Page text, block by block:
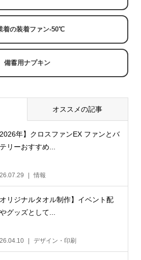
着の装着ファン-50℃
備蓄用ナプキン
オススメの記事
2026年】クロスファンEX ファンとバ
リーおすすめ...
情報
オリジナルタオル制作】イベント配
グッズとして...
デザイン・印刷